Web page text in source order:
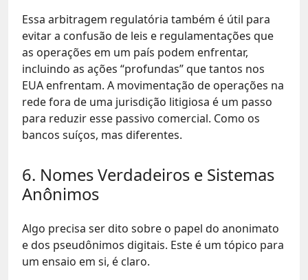
Essa arbitragem regulatória também é útil para
evitar a confusão de leis e regulamentações que
as operações em um país podem enfrentar,
incluindo as ações “profundas” que tantos nos
EUA enfrentam. A movimentação de operações na
rede fora de uma jurisdição litigiosa é um passo
para reduzir esse passivo comercial. Como os
bancos suíços, mas diferentes.
6. Nomes Verdadeiros e Sistemas
Anônimos
Algo precisa ser dito sobre o papel do anonimato
e dos pseudônimos digitais. Este é um tópico para
um ensaio em si, é claro.